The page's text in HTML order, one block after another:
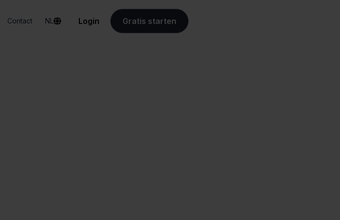
Contact NL Login Gratis starten